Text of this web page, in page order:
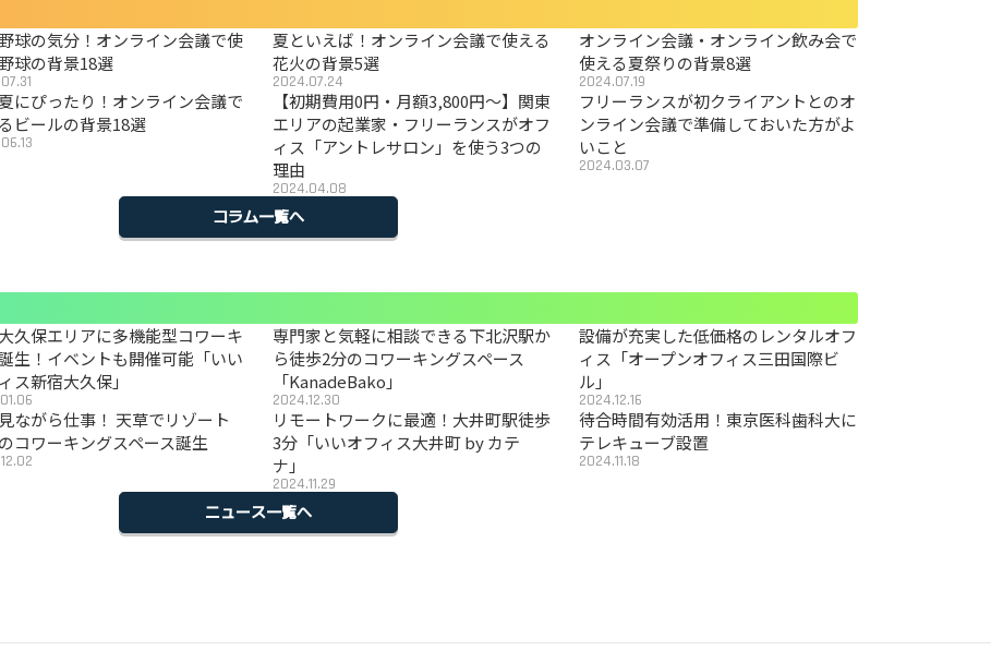
球の気分！オンライン会議で使
球の背景18選
夏といえば！オンライン会議で使える
花火の背景5選
2024.07.24
オンライン会議・オンライン飲み会で
使える夏祭りの背景8選
2024.07.19
にぴったり！オンライン会議で
ビールの背景18選
【初期費用0円・月額3,800円〜】関東
エリアの起業家・フリーランスがオフ
ィス「アントレサロン」を使う3つの
理由
2024.04.08
フリーランスが初クライアントとのオ
ンライン会議で準備しておいた方がよ
いこと
2024.03.07
コラム一覧へ
久保エリアに多機能型コワーキ
生！イベントも開催可能「いい
ス新宿大久保」
専門家と気軽に相談できる下北沢駅か
ら徒歩2分のコワーキングスペース
「KanadeBako」
2024.12.30
設備が充実した低価格のレンタルオフ
ィス「オープンオフィス三田国際ビ
ル」
2024.12.16
ながら仕事！ 天草でリゾート
コワーキングスペース誕生
リモートワークに最適！大井町駅徒歩
3分「いいオフィス大井町 by カテ
ナ」
2024.11.29
待合時間有効活用！東京医科歯科大に
テレキューブ設置
2024.11.18
ニュース一覧へ